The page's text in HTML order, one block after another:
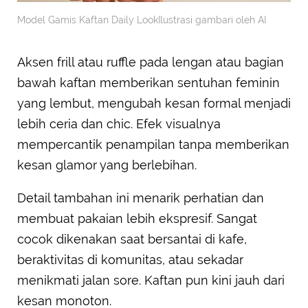
Model Gamis Kaftan Daily LookIlustrasi gambari oleh AI
Aksen frill atau ruffle pada lengan atau bagian
bawah kaftan memberikan sentuhan feminin
yang lembut, mengubah kesan formal menjadi
lebih ceria dan chic. Efek visualnya
mempercantik penampilan tanpa memberikan
kesan glamor yang berlebihan.
Detail tambahan ini menarik perhatian dan
membuat pakaian lebih ekspresif. Sangat
cocok dikenakan saat bersantai di kafe,
beraktivitas di komunitas, atau sekadar
menikmati jalan sore. Kaftan pun kini jauh dari
kesan monoton.